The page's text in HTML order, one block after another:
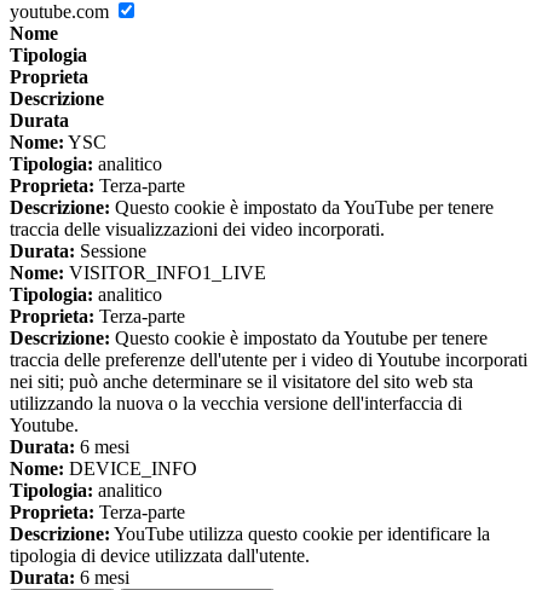
youtube.com
Nome
Tipologia
Proprieta
Descrizione
Durata
Nome: YSC
Tipologia: analitico
Proprieta: Terza-parte
Descrizione: Questo cookie è impostato da YouTube per tenere
traccia delle visualizzazioni dei video incorporati.
Durata: Sessione
Nome: VISITOR_INFO1_LIVE
Tipologia: analitico
Proprieta: Terza-parte
Descrizione: Questo cookie è impostato da Youtube per tenere
traccia delle preferenze dell'utente per i video di Youtube incorporati
nei siti; può anche determinare se il visitatore del sito web sta
utilizzando la nuova o la vecchia versione dell'interfaccia di
Youtube.
Durata: 6 mesi
Nome: DEVICE_INFO
Tipologia: analitico
Proprieta: Terza-parte
Descrizione: YouTube utilizza questo cookie per identificare la
tipologia di device utilizzata dall'utente.
Durata: 6 mesi